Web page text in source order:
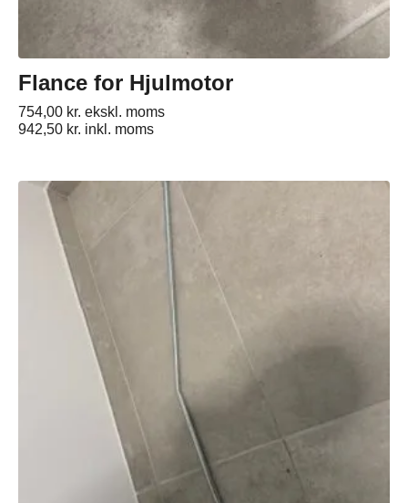
Flance for Hjulmotor
754,00 kr. ekskl. moms
942,50 kr. inkl. moms